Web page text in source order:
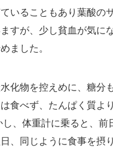
いることもあり葉酸の
すが、少し貧血が気に
ました。
化物を控えめに、糖分
食べず、たんぱく質よ
、体重計に乗ると、前
、同じように食事を摂